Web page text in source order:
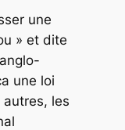
une
» et dite
une loi
les